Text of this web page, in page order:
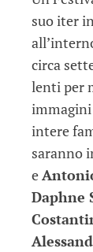
suo iter
circa
lenti per
intere
saranno
e
Daphne